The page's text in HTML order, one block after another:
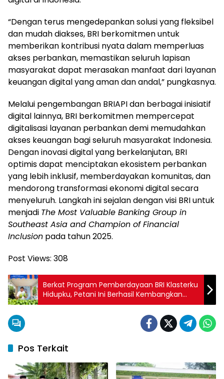
“Dengan terus mengedepankan solusi yang fleksibel
dan mudah diakses, BRI berkomitmen untuk
memberikan kontribusi nyata dalam memperluas
akses perbankan, memastikan seluruh lapisan
masyarakat dapat merasakan manfaat dari layanan
keuangan digital yang aman dan andal,” pungkasnya.
Melalui pengembangan BRIAPI dan berbagai inisiatif
digital lainnya, BRI berkomitmen mempercepat
digitalisasi layanan perbankan demi memudahkan
akses keuangan bagi seluruh masyarakat Indonesia.
Dengan inovasi digital yang berkelanjutan, BRI
optimis dapat menciptakan ekosistem perbankan
yang lebih inklusif, memberdayakan komunitas, dan
mendorong transformasi ekonomi digital secara
menyeluruh. Langkah ini sejalan dengan visi BRI untuk
menjadi The Most Valuable Banking Group in
Southeast Asia and Champion of Financial
Inclusion pada tahun 2025.
Post Views: 308
Berkat Program Pemberdayaan BRI Klasterku
Hidupku, Petani Ini Berhasil Kembangkan
Budidaya Alpukat
Pos Terkait